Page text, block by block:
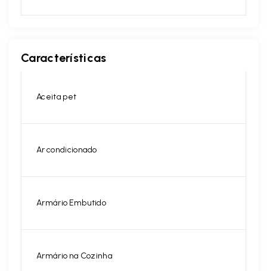
Características
Aceita pet
Ar condicionado
Armário Embutido
Armário na Cozinha